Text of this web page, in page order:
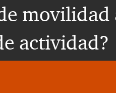
actividad?